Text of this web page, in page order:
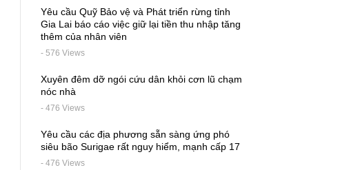
Yêu cầu Quỹ Bảo vệ và Phát triển rừng tỉnh
Gia Lai báo cáo việc giữ lại tiền thu nhập tăng
thêm của nhân viên
- 576 Views
Xuyên đêm dỡ ngói cứu dân khỏi cơn lũ chạm
nóc nhà
- 476 Views
Yêu cầu các địa phương sẵn sàng ứng phó
siêu bão Surigae rất nguy hiểm, mạnh cấp 17
- 476 Views